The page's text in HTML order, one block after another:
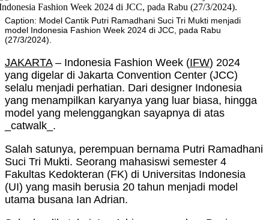
Caption: Model Cantik Putri Ramadhani Suci Tri Mukti menjadi
model Indonesia Fashion Week 2024 di JCC, pada Rabu
(27/3/2024).
JAKARTA– Indonesia Fashion Week (IFW) 2024
yang digelar di Jakarta Convention Center (JCC)
selalu menjadi perhatian. Dari designer Indonesia
yang menampilkan karyanya yang luar biasa, hingga
model yang melenggangkan sayapnya di atas
_catwalk_.
Salah satunya, perempuan bernama Putri Ramadhani
Suci Tri Mukti. Seorang mahasiswi semester 4
Fakultas Kedokteran (FK) di Universitas Indonesia
(UI) yang masih berusia 20 tahun menjadi model
utama busana Ian Adrian.